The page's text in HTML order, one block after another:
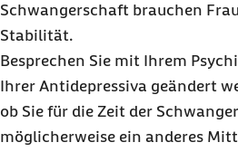
Schwangerschaft brauchen
Stabilität.
Besprechen Sie mit Ihrem
Ihrer Antidepressiva geändert
ob Sie für die Zeit der
möglicherweise ein anderes